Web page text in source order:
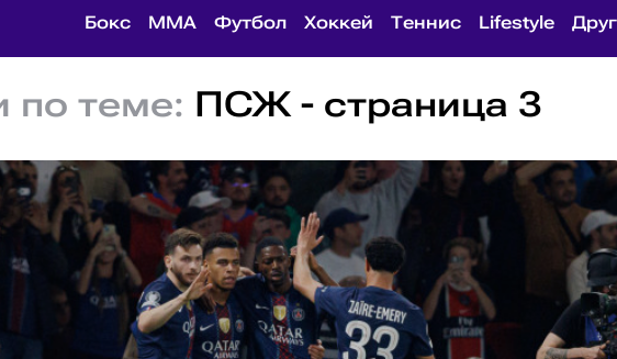
Бокс MMA Футбол Хоккей Теннис Lifestyle
по теме: ПСЖ - страница 3